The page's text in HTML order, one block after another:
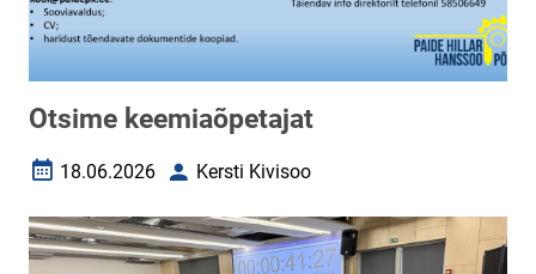
Otsime keemiaõpetajat
Loomise kuupäev
18.06.2026 AutorKersti Kivisoo